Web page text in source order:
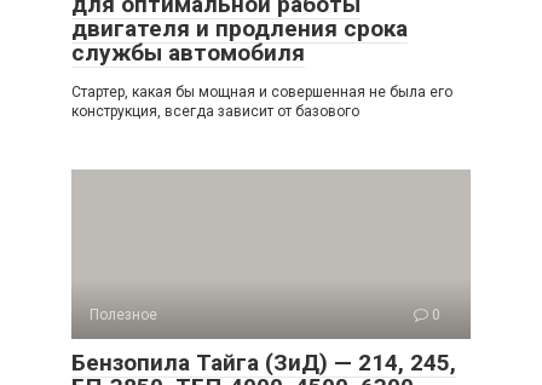
двигателя и продления срока
службы автомобиля
Стартер, какая бы мощная и совершенная не была его
конструкция, всегда зависит от базового
Полезное 0
Бензопила Тайга (ЗиД) — 214, 245,